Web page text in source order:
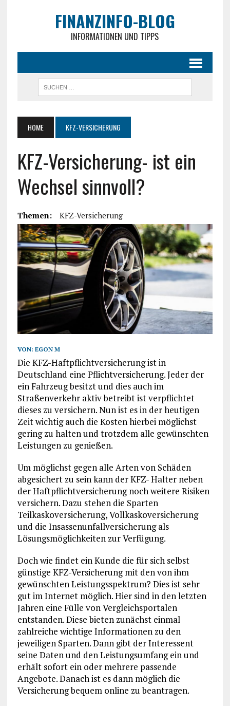
FINANZINFO-BLOG
INFORMATIONEN UND TIPPS
HOME KFZ-VERSICHERUNG
KFZ-Versicherung- ist ein
Wechsel sinnvoll?
Themen: KFZ-Versicherung
VON: EGON M
Die KFZ-Haftpflichtversicherung ist in
Deutschland eine Pflichtversicherung. Jeder der
ein Fahrzeug besitzt und dies auch im
Straßenverkehr aktiv betreibt ist verpflichtet
dieses zu versichern. Nun ist es in der heutigen
Zeit wichtig auch die Kosten hierbei möglichst
gering zu halten und trotzdem alle gewünschten
Leistungen zu genießen.
Um möglichst gegen alle Arten von Schäden
abgesichert zu sein kann der KFZ- Halter neben
der Haftpflichtversicherung noch weitere Risiken
versichern. Dazu stehen die Sparten
Teilkaskoversicherung, Vollkaskoversicherung
und die Insassenunfallversicherung als
Lösungsmöglichkeiten zur Verfügung.
Doch wie findet ein Kunde die für sich selbst
günstige KFZ-Versicherung mit den von ihm
gewünschten Leistungsspektrum? Dies ist sehr
gut im Internet möglich. Hier sind in den letzten
Jahren eine Fülle von Vergleichsportalen
entstanden. Diese bieten zunächst einmal
zahlreiche wichtige Informationen zu den
jeweiligen Sparten. Dann gibt der Interessent
seine Daten und den Leistungsumfang ein und
erhält sofort ein oder mehrere passende
Angebote. Danach ist es dann möglich die
Versicherung bequem online zu beantragen.